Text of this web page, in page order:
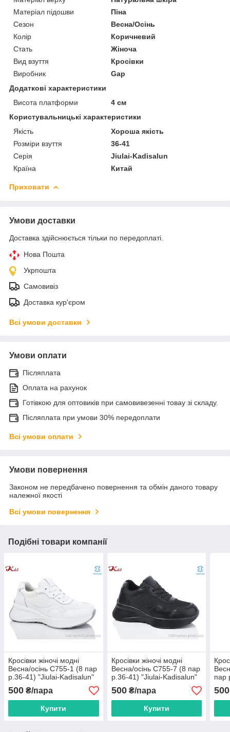
Матеріал підошви
Піна
Сезон
Весна/Осінь
Колір
Коричневий
Стать
Жіноча
Вид взуття
Кросівки
Виробник
Gap
Додаткові характеристики
Висота платформи
4 см
Користувальницькі характеристики
Якість
Хороша якість
Розміри взуття
36-41
Серія
Jiulai-Kadisalun
Країна
Китай
Приховати
Умови доставки
Доставка здійснюється тільки по передоплаті.
Нова Пошта
Укрпошта
Самовивіз
Доставка кур'єром
Всі умови доставки
Умови оплати
Післяплата
Оплата на рахунок
Готівкою для оптовиків при самовивезенні товау зі складу.
Післяплата при умови 30% передоплати
Всі умови оплати
Умови повернення
Законом не передбачено повернення та обмін даного товару
належної якості
Всі умови повернення
Подібні товари компанії
Кросівки жіночі модні
Весна/осінь C755-1 (8 пар
р.36-41) "Jiulai-Kadisalun"
оптом від прямого
постачальника
500 ₴/пара
Купити
Кросівки жіночі модні
Весна/осінь C755-7 (8 пар
р.36-41) "Jiulai-Kadisalun"
оптом від прямого
постачальника
500₴/пара
Купити
пар
500